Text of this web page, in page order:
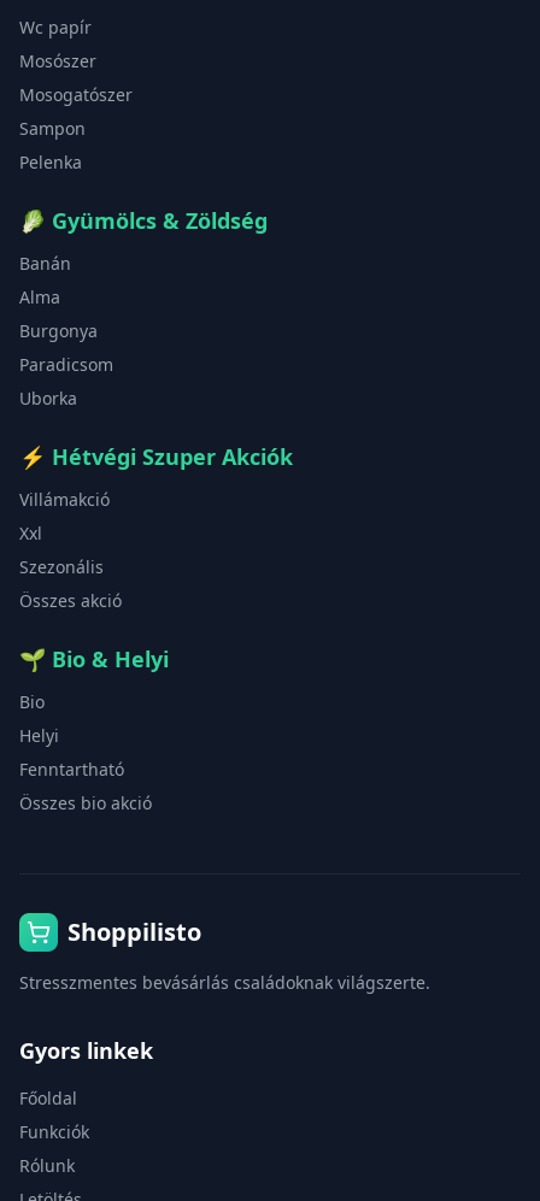
Wc papír
Mosószer
Mosogatószer
Sampon
Pelenka
🥬 Gyümölcs & Zöldség
Banán
Alma
Burgonya
Paradicsom
Uborka
⚡ Hétvégi Szuper Akciók
Villámakció
Xxl
Szezonális
Összes akció
🌱 Bio & Helyi
Bio
Helyi
Fenntartható
Összes bio akció
Shoppilisto
Stresszmentes bevásárlás családoknak világszerte.
Gyors linkek
Főoldal
Funkciók
Rólunk